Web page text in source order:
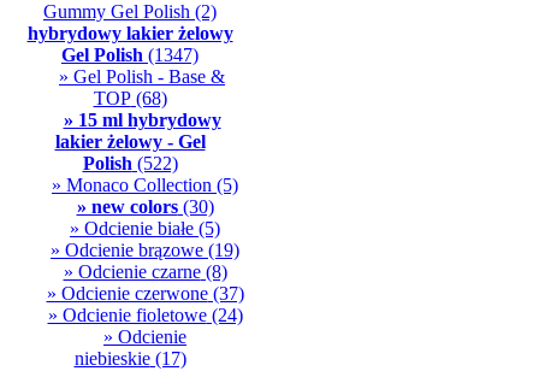
Gummy Gel Polish (2)
hybrydowy lakier żelowy
Gel Polish (1347)
» Gel Polish - Base &
TOP(68)
» 15 ml hybrydowy
lakier żelowy - Gel
Polish (522)
» Monaco Collection (5)
» new colors(30)
» Odcienie białe (5)
» Odcienie brązowe (19)
» Odcienie czarne(8)
» Odcienie czerwone(37)
» Odcienie fioletowe(24)
» Odcienie
niebieskie(17)